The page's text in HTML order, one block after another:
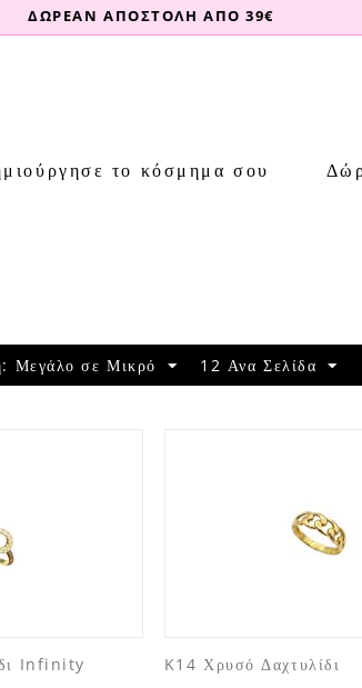
ΔΩΡΕΑΝ ΑΠΟΣΤΟΛΗ ΑΠΟ 39€
το κόσμημα σου
Μεγάλο σε Μικρό 12 Ανα Σελίδα
Infinity K14 Χρυσό Δαχτυλίδι